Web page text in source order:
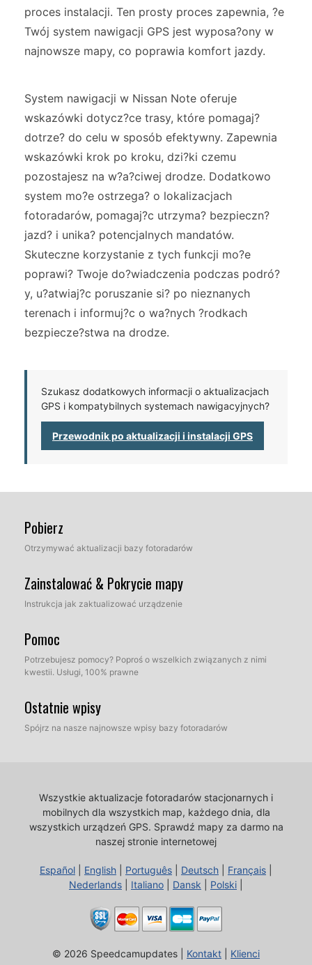
proces instalacji. Ten prosty proces zapewnia, ?e
Twój system nawigacji GPS jest wyposa?ony w
najnowsze mapy, co poprawia komfort jazdy.
System nawigacji w Nissan Note oferuje
wskazówki dotycz?ce trasy, które pomagaj?
dotrze? do celu w sposób efektywny. Zapewnia
wskazówki krok po kroku, dzi?ki czemu
pozostajesz na w?a?ciwej drodze. Dodatkowo
system mo?e ostrzega? o lokalizacjach
fotoradarów, pomagaj?c utrzyma? bezpieczn?
jazd? i unika? potencjalnych mandatów.
Skuteczne korzystanie z tych funkcji mo?e
poprawi? Twoje do?wiadczenia podczas podró?
y, u?atwiaj?c poruszanie si? po nieznanych
terenach i informuj?c o wa?nych ?rodkach
bezpiecze?stwa na drodze.
Szukasz dodatkowych informacji o aktualizacjach
GPS i kompatybilnych systemach nawigacyjnych?
Przewodnik po aktualizacji i instalacji GPS
Pobierz
Otrzymywać aktualizacji bazy fotoradarów
Zainstalować & Pokrycie mapy
Instrukcja jak zaktualizować urządzenie
Pomoc
Potrzebujesz pomocy? Poproś o wszelkich związanych z nimi
kwestii. Usługi, 100% prawne
Ostatnie wpisy
Spójrz na nasze najnowsze wpisy bazy fotoradarów
Wszystkie aktualizacje fotoradarów stacjonarnych i
mobilnych dla wszystkich map, każdego dnia, dla
wszystkich urządzeń GPS. Sprawdź mapy za darmo na
naszej stronie internetowej
Español English Português Deutsch Français
Nederlands
Italiano Dansk Polski
© 2026 Speedcamupdates | Kontakt
Klienci